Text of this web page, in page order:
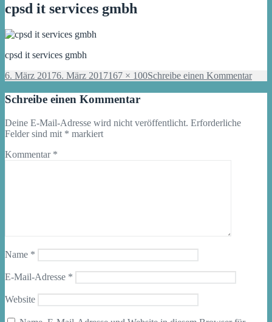
cpsd it services gmbh
cpsd it services gmbh
Veröffentlicht
6. März 20176. März 2017Originalgröße
167 × 100Schreibe einen Kommentarzu
Schreibe einen Kommentar
Deine E-Mail-Adresse wird nicht veröffentlicht. Erforderliche
Felder sind mit * markiert
Kommentar *
Name *
E-Mail-Adresse *
Website